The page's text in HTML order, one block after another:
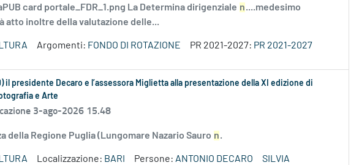
card portale_FDR_1.png La Determina dirigenziale n....medesimo
atto inoltre della valutazione delle...
Argomenti: FONDO DI ROTAZIONE PR 2021-2027: PR 2021-2027
il presidente Decaro e l’assessora Miglietta alla presentazione della XI edizione di
e Arte
3-ago-2026 15.48
della Regione Puglia (Lungomare Nazario Sauro n.
Localizzazione: BARI Persone: ANTONIO DECARO
SILVIA